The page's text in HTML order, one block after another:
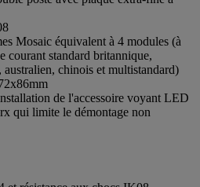
Mosaic équivalent à 4 modules (à
courant standard britannique,
chinois et multistandard)
de l'accessoire voyant LED
qui limite le démontage non